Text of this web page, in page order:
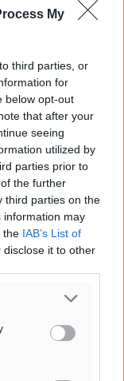
My
third parties, or
for
below opt-out
that after your
seeing
utilized by
parties prior to
the further
third parties on the
information may
the IAB’s List of
it to other